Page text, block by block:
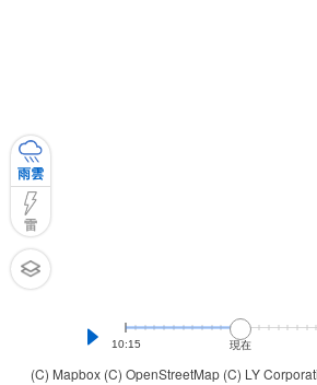
(C) Mapbox (C) OpenStreetMap (C) LY
雨雲
雷
10:15 現在